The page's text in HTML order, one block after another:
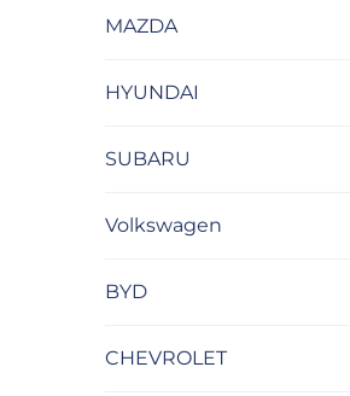
MAZDA
HYUNDAI
SUBARU
Volkswagen
BYD
CHEVROLET